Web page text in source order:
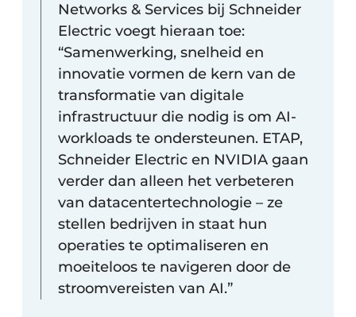
Networks & Services bij Schneider
Electric voegt hieraan toe:
“Samenwerking, snelheid en
innovatie vormen de kern van de
transformatie van digitale
infrastructuur die nodig is om AI-
workloads te ondersteunen. ETAP,
Schneider Electric en NVIDIA gaan
verder dan alleen het verbeteren
van datacentertechnologie – ze
stellen bedrijven in staat hun
operaties te optimaliseren en
moeiteloos te navigeren door de
stroomvereisten van AI.”